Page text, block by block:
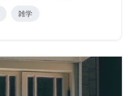
雑学